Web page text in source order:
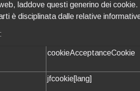
laddove questi generino dei cookie.
è disciplinata dalle relative
:
cookieAcceptanceCookie
jfcookie[lang]